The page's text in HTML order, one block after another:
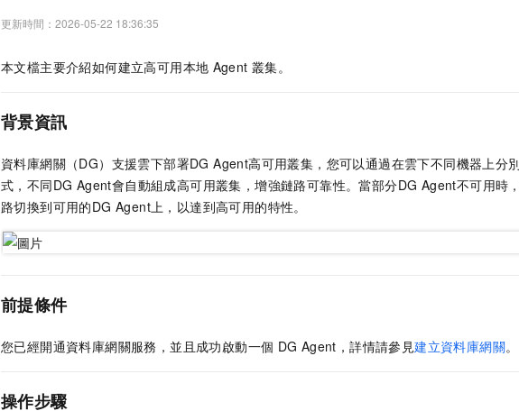
更新時間： 2026-05-22 18:36:35
本文檔主要介紹如何建立高可用本地 Agent 叢集。
背景資訊
資料庫網關（DG）支援雲下部署DG Agent高可用叢集，您可以通過在雲下不同機器上分
式，不同DG Agent會自動組成高可用叢集，增強鏈路可靠性。當部分DG Agent不可用時
路切換到可用的DG Agent上，以達到高可用的特性。
前提條件
您已經開通資料庫網關服務，並且成功啟動一個 DG Agent，詳情請參見建立資料庫網關。
操作步驟